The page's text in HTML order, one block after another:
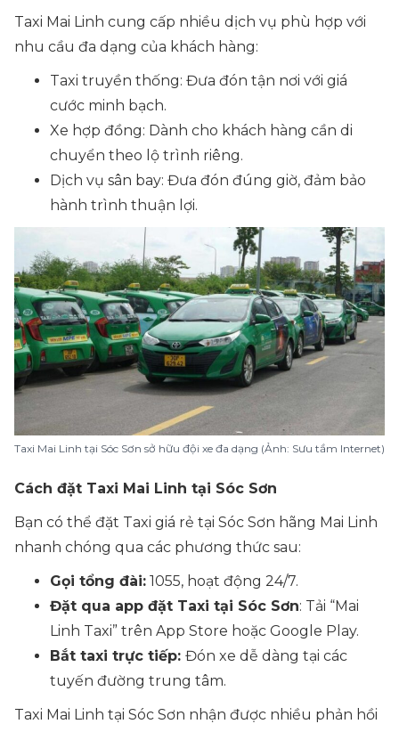
Taxi Mai Linh cung cấp nhiều dịch vụ phù hợp với
nhu cầu đa dạng của khách hàng:
Taxi truyền thống: Đưa đón tận nơi với giá
cước minh bạch.
Xe hợp đồng: Dành cho khách hàng cần di
chuyển theo lộ trình riêng.
Dịch vụ sân bay: Đưa đón đúng giờ, đảm bảo
hành trình thuận lợi.
Taxi Mai Linh tại Sóc Sơn sở hữu đội xe đa dạng (Ảnh: Sưu tầm Internet)
Cách đặt Taxi Mai Linh tại Sóc Sơn
Bạn có thể đặt Taxi giá rẻ tại Sóc Sơn hãng Mai Linh
nhanh chóng qua các phương thức sau:
Gọi tổng đài: 1055, hoạt động 24/7.
Đặt qua app đặt Taxi tại Sóc Sơn: Tải “Mai
Linh Taxi” trên App Store hoặc Google Play.
Bắt taxi trực tiếp: Đón xe dễ dàng tại các
tuyến đường trung tâm.
Taxi Mai Linh tại Sóc Sơn nhận được nhiều phản hồi